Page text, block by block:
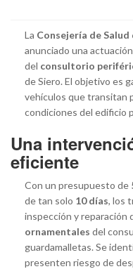
La Consejería de
anunciado una
del consultorio
de Siero. El objetivo es
vehículos que transitan
condiciones del edificio
Una
eficiente
Con un presupuesto de
de tan solo 10 días, los
inspección y reparación
ornamentales del
guardamalletas. Se
presenten riesgo de